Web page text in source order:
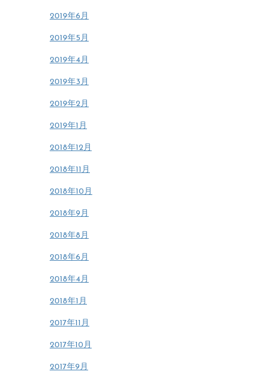
2019年6月
2019年5月
2019年4月
2019年3月
2019年2月
2019年1月
2018年12月
2018年11月
2018年10月
2018年9月
2018年8月
2018年6月
2018年4月
2018年1月
2017年11月
2017年10月
2017年9月